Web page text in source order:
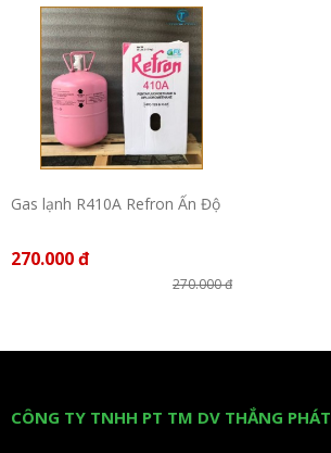
Gas lạnh R410A Refron Ấn Độ
270.000 đ
270.000 đ
CÔNG TY TNHH PT TM DV THẮNG PHÁT